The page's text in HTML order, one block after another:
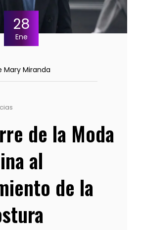
28
Ene
Mary Miranda
de la Moda
al
de la